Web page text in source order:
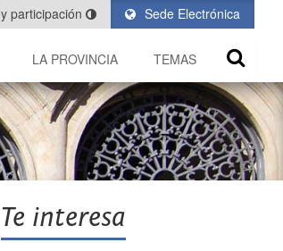
Sede Electrónica
participación
LA PROVINCIA TEMAS
Te interesa